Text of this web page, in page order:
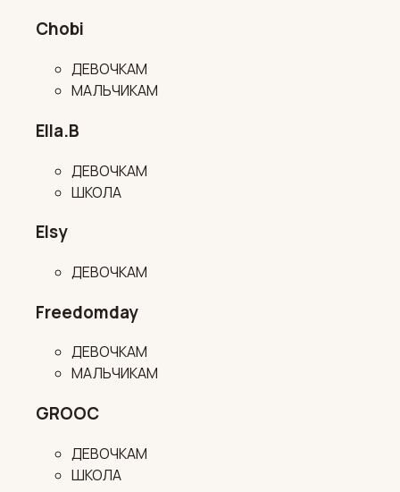
Chobi
ДЕВОЧКАМ
МАЛЬЧИКАМ
Ella.B
ДЕВОЧКАМ
ШКОЛА
Elsy
ДЕВОЧКАМ
Freedomday
ДЕВОЧКАМ
МАЛЬЧИКАМ
GROOC
ДЕВОЧКАМ
ШКОЛА